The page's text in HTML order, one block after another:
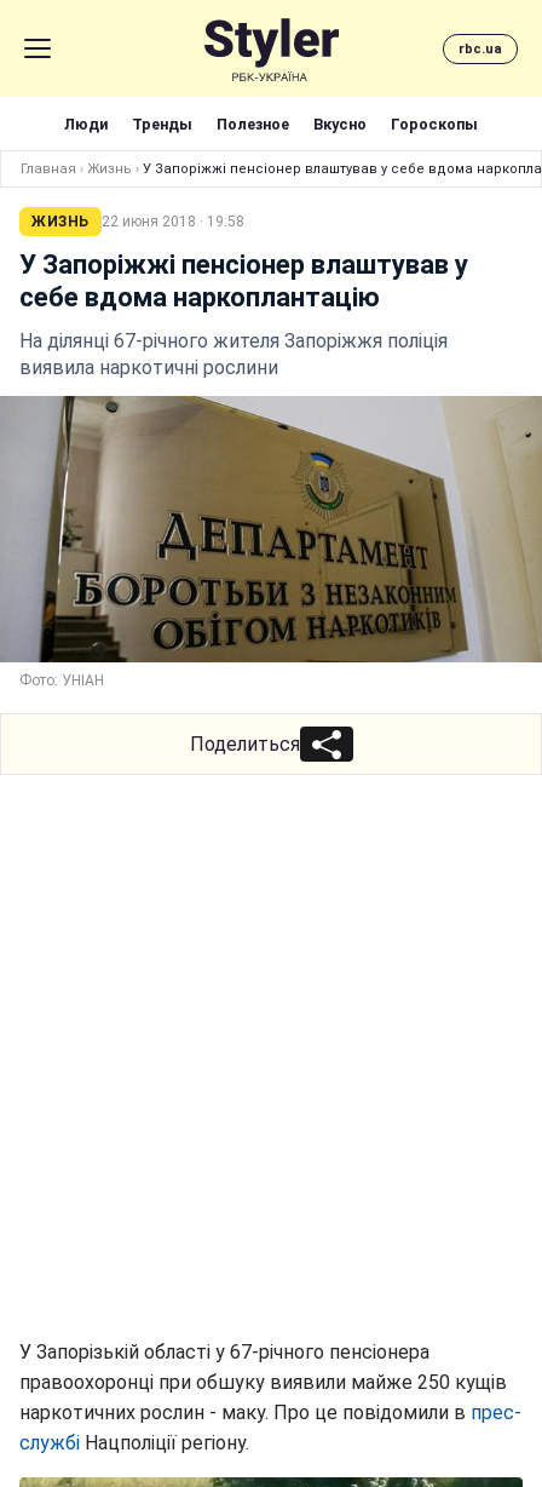
rbc.ua
Люди Тренды Полезное Вкусно Гороскопы
Главная › Жизнь › У Запоріжжі пенсіонер влаштував у себе вдома
ЖИЗНЬ 22 июня 2018 · 19:58
У Запоріжжі пенсіонер влаштував у
себе вдома наркоплантацію
На ділянці 67-річного жителя Запоріжжя поліція
виявила наркотичні рослини
Фото: УНІАН
Поделиться
У Запорізькій області у 67-річного пенсіонера
правоохоронці при обшуку виявили майже 250 кущів
наркотичних рослин - маку. Про це повідомили в прес-
службі Нацполіції регіону.